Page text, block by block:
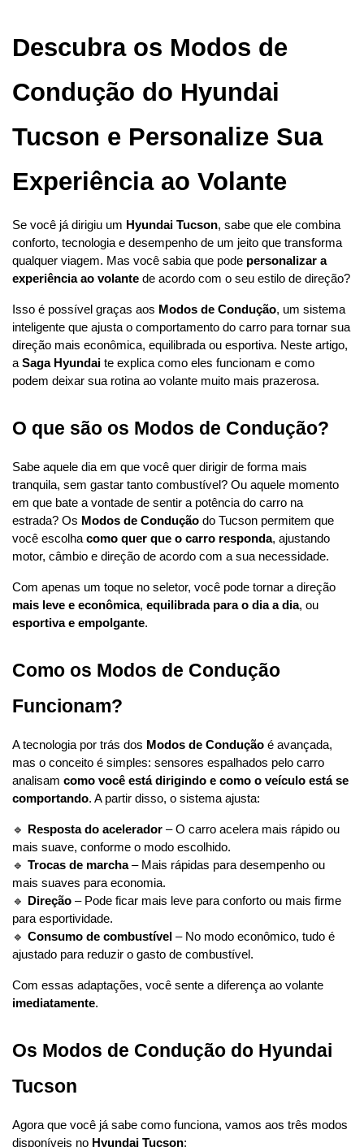
Descubra os Modos de
Condução do Hyundai
Tucson e Personalize Sua
Experiência ao Volante
Se você já dirigiu um Hyundai Tucson, sabe que ele combina
conforto, tecnologia e desempenho de um jeito que transforma
qualquer viagem. Mas você sabia que pode personalizar a
experiência ao volante de acordo com o seu estilo de direção?
Isso é possível graças aos Modos de Condução, um sistema
inteligente que ajusta o comportamento do carro para tornar sua
direção mais econômica, equilibrada ou esportiva. Neste artigo,
a Saga Hyundai te explica como eles funcionam e como
podem deixar sua rotina ao volante muito mais prazerosa.
O que são os Modos de Condução?
Sabe aquele dia em que você quer dirigir de forma mais
tranquila, sem gastar tanto combustível? Ou aquele momento
em que bate a vontade de sentir a potência do carro na
estrada? Os Modos de Condução do Tucson permitem que
você escolha como quer que o carro responda, ajustando
motor, câmbio e direção de acordo com a sua necessidade.
mais leve e econômica, equilibrada para o dia a dia
esportiva e empolgante.
Como os Modos de Condução
Funcionam?
A tecnologia por trás dos Modos de Condução é avançada,
mas o conceito é simples: sensores espalhados pelo carro
analisam como você está dirigindo e como o veículo está se
comportando. A partir disso, o sistema ajusta:
🔹 Resposta do acelerador – O carro acelera mais rápido ou
mais suave, conforme o modo escolhido.
🔹 Trocas de marcha – Mais rápidas para desempenho ou
mais suaves para economia.
🔹
Direção – Pode ficar mais leve para conforto ou mais firme
para esportividade.
🔹 Consumo de combustível – No modo econômico, tudo é
ajustado para reduzir o gasto de combustível.
imediatamente.
Os Modos de Condução do Hyundai
Tucson
Agora que você já sabe como funciona, vamos aos três modos
disponíveis no Hyundai Tucson: